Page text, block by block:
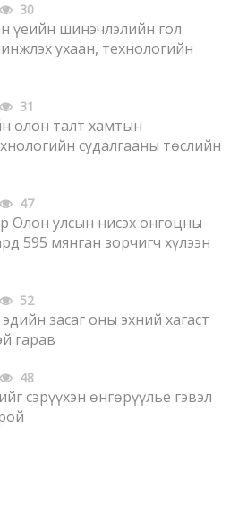
30
үеийн шинэчлэлийн гол
ухаан, технологийн
31
олон талт хамтын
судалгааны төслийн
47
Олон улсын нисэх онгоцны
595 мянган зорчигч хүлээн
52
засаг оны эхний хагаст
гарав
48
сэрүүхэн өнгөрүүлье гэвэл